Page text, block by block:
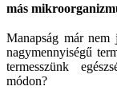
más
Manapság már nem
nagymennyiségű
termesszünk
módon?